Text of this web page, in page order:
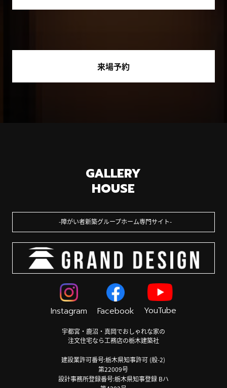
来場予約
GALLERY
HOUSE
障がい者新築グループホーム専門サイト
Instagram Facebook YouTube
宇都宮・鹿沼・真岡でおしゃれな家の
注文住宅なら工務店の栃木建築社
建設業許可番号:栃木県知事許可 (般-2)
第22009号
設計事務所登録番号:栃木県知事登録 Bハ